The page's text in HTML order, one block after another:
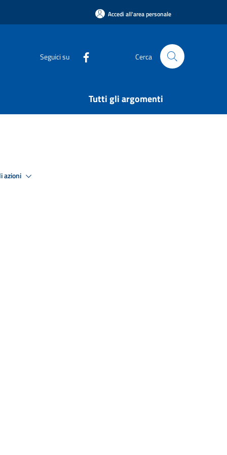
Accedi all'area personale
Seguici su Cerca
Tutti gli argomenti
azioni